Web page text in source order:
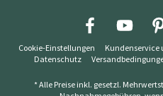
Cookie-Einstellungen Kundenservice
Datenschutz
* Alle Preise inkl. gesetzl.